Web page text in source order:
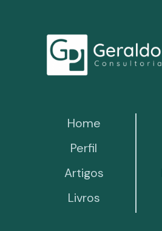
Home
Perfil
Artigos
Livros